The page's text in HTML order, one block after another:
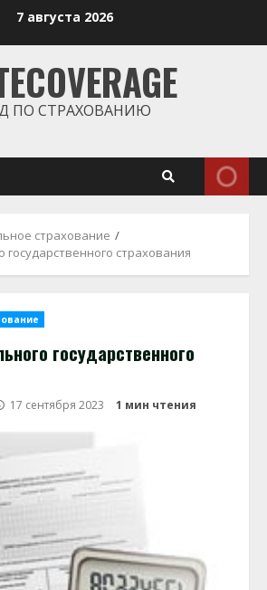
7 августа 2026
ПО СТРАХОВАНИЮ
страхование
государственного страхования
государственного
17 сентября 2023 1 мин чтения